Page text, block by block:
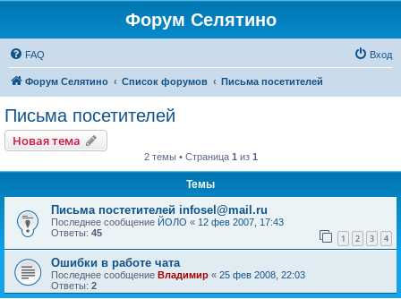
Форум Селятино
FAQ Вход
Форум Селятино Список форумов Письма посетителей
Письма посетителей
Новая тема
2 темы • Страница 1 из 1
Темы
Письма постетителей infosel@mail.ru
Последнее сообщение ЙОЛО « 12 фев 2007, 17:43
Ответы: 45 1 2 3 4
Ошибки в работе чата
Последнее сообщение Владимир « 25 фев 2008, 22:03
Ответы: 2